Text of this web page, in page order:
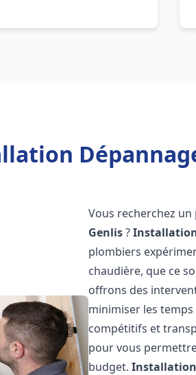
Vous recherchez
Genlis?
plombiers
chaudière, que ce
offrons des
minimiser les
compétitifs et
pour vous
budget.Installation